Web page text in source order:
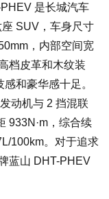
是长城汽车
SUV，车身尺寸
，内部空间宽
档皮革和木纹装
和豪华感十足。
动机与 2 挡混联
933N·m，综合续
100km。对于追求
蓝山 DHT-PHEV